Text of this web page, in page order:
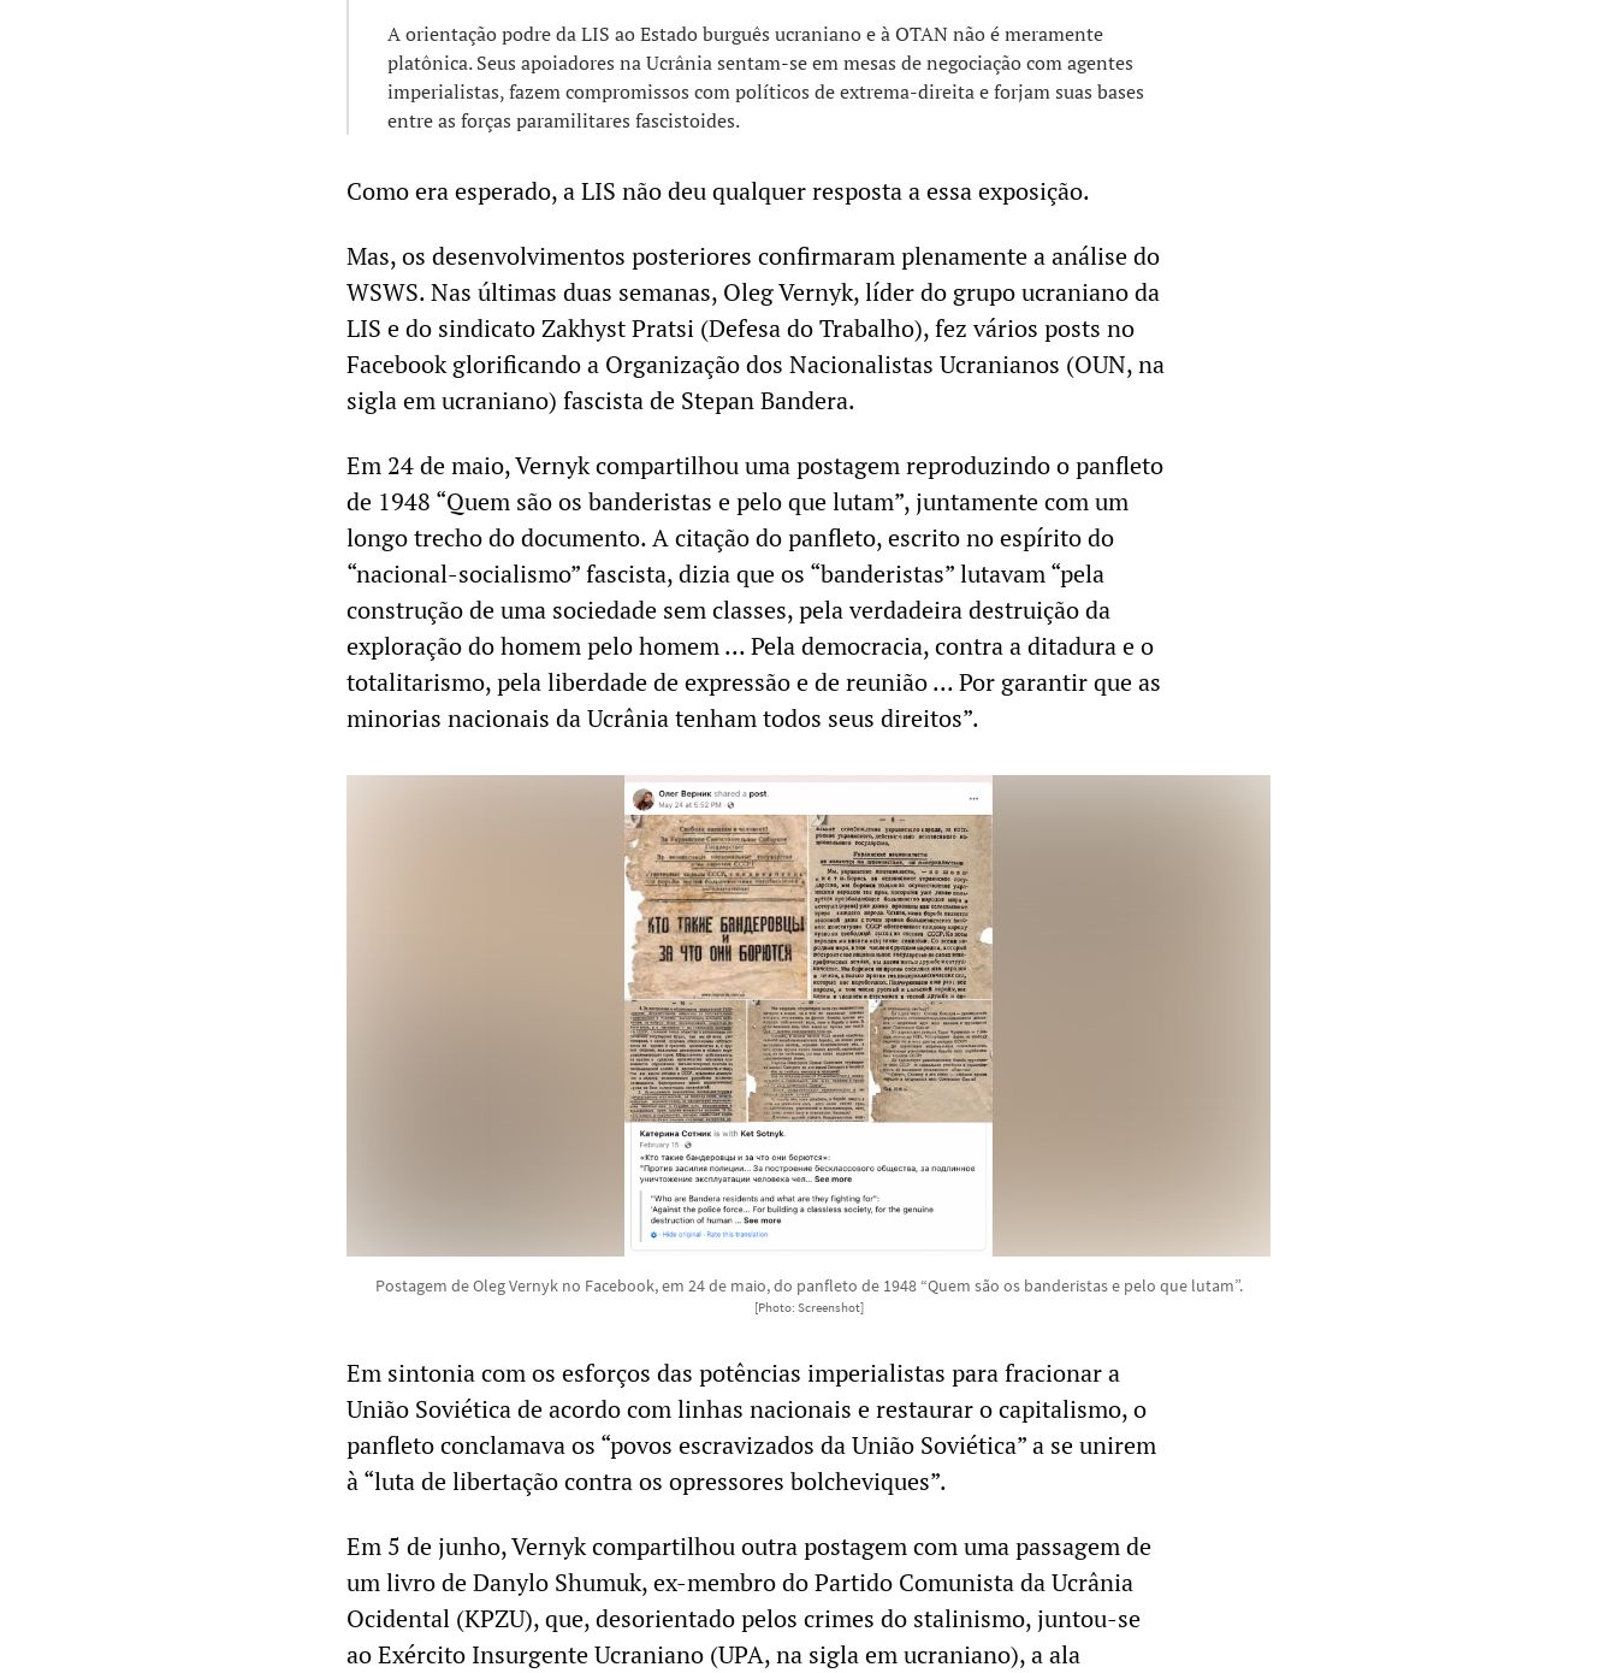
A orientação podre da LIS ao Estado burguês ucraniano e à OTAN não é meramente
platônica. Seus apoiadores na Ucrânia sentam-se em mesas de negociação com agentes
imperialistas, fazem compromissos com políticos de extrema-direita e forjam suas bases
entre as forças paramilitares fascistoides.
Como era esperado, a LIS não deu qualquer resposta a essa exposição.
Mas, os desenvolvimentos posteriores confirmaram plenamente a análise do
WSWS. Nas últimas duas semanas, Oleg Vernyk, líder do grupo ucraniano da
LIS e do sindicato Zakhyst Pratsi (Defesa do Trabalho), fez vários posts no
Facebook glorificando a Organização dos Nacionalistas Ucranianos (OUN, na
sigla em ucraniano) fascista de Stepan Bandera.
Em 24 de maio, Vernyk compartilhou uma postagem reproduzindo o panfleto
de 1948 “Quem são os banderistas e pelo que lutam”, juntamente com um
longo trecho do documento. A citação do panfleto, escrito no espírito do
“nacional-socialismo” fascista, dizia que os “banderistas” lutavam “pela
construção de uma sociedade sem classes, pela verdadeira destruição da
exploração do homem pelo homem ... Pela democracia, contra a ditadura e o
totalitarismo, pela liberdade de expressão e de reunião ... Por garantir que as
minorias nacionais da Ucrânia tenham todos seus direitos”.
Postagem de Oleg Vernyk no Facebook, em 24 de maio, do panfleto de 1948 “Quem são os banderistas e pelo que lutam”.
[Photo: Screenshot]
Em sintonia com os esforços das potências imperialistas para fracionar a
União Soviética de acordo com linhas nacionais e restaurar o capitalismo, o
panfleto conclamava os “povos escravizados da União Soviética” a se unirem
à “luta de libertação contra os opressores bolcheviques”.
Em 5 de junho, Vernyk compartilhou outra postagem com uma passagem de
um livro de Danylo Shumuk, ex-membro do Partido Comunista da Ucrânia
Ocidental (KPZU), que, desorientado pelos crimes do stalinismo, juntou-se
ao Exército Insurgente Ucraniano (UPA, na sigla em ucraniano), a ala